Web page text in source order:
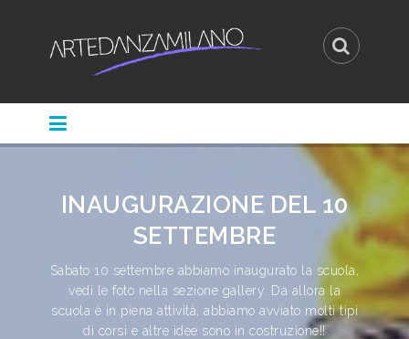
INAUGURAZIONE DEL 10
SETTEMBRE
Sabato 10 settembre abbiamo inaugurato la scuola,
vedi le foto nella sezione gallery. Da allora la
scuola è in piena attività, abbiamo avviato molti tipi
di corsi e altre idee sono in costruzione!!